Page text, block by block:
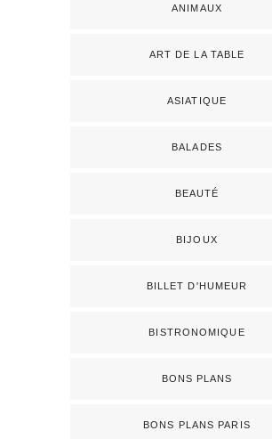
ANIMAUX
ART DE LA TABLE
ASIATIQUE
BALADES
BEAUTÉ
BIJOUX
BILLET D'HUMEUR
BISTRONOMIQUE
BONS PLANS
BONS PLANS PARIS